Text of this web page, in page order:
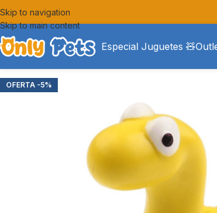
Skip to navigation
Skip to main content
Especial Juguetes 🧸
-5%